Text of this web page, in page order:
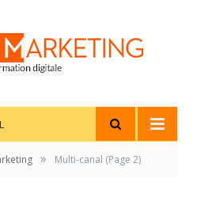
» Multi-canal (Page 2)